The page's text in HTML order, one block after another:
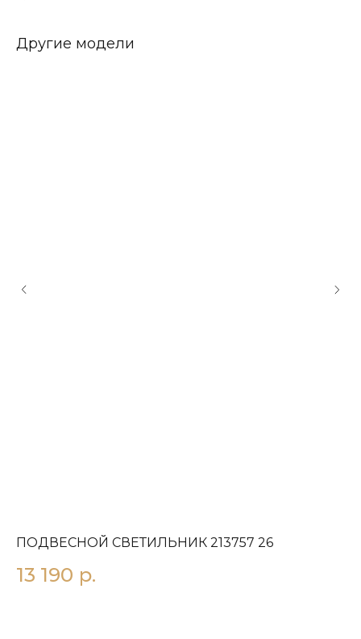
Другие модели
ПОДВЕСНОЙ СВЕТИЛЬНИК 213757 26
13 190 р.